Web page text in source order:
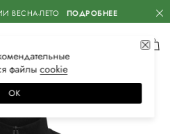
ВЕСНА-ЛЕТО ПОДРОБНЕЕ
одежда Куртки
файлысооkiе
ОК